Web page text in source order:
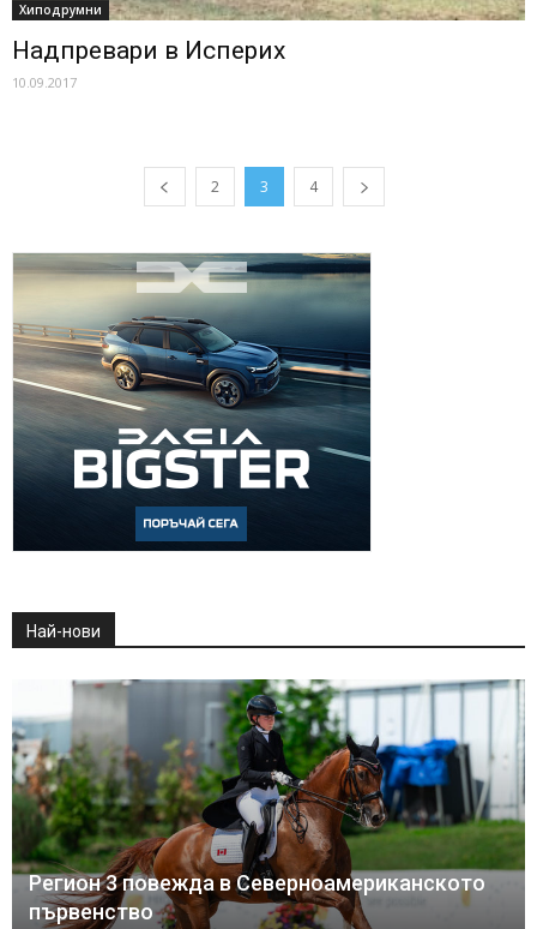
Хиподрумни
Надпревари в Исперих
10.09.2017
2 3 4
Най-нови
Регион 3 повежда в Северноамериканското
първенство